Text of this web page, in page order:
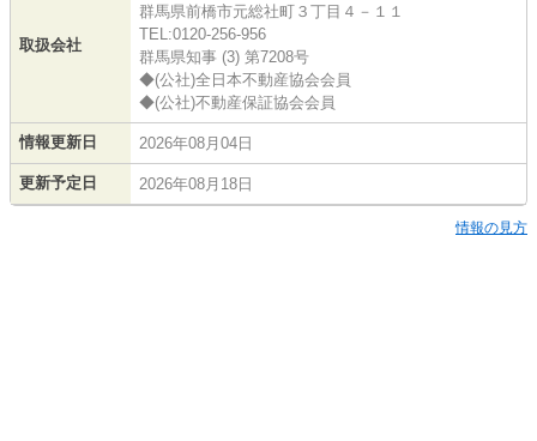
取扱会社
群馬県前橋市元総社町３丁目４－１１
TEL:0120-256-956
群馬県知事 (3) 第7208号
◆(公社)全日本不動産協会会員
◆(公社)不動産保証協会会員
情報更新日 2026年08月04日
更新予定日 2026年08月18日
情報の見方